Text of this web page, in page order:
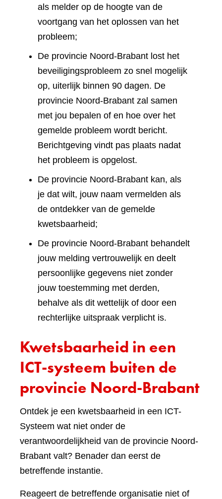
als melder op de hoogte van de
voortgang van het oplossen van het
probleem;
De provincie Noord-Brabant lost het
beveiligingsprobleem zo snel mogelijk
op, uiterlijk binnen 90 dagen. De
provincie Noord-Brabant zal samen
met jou bepalen of en hoe over het
gemelde probleem wordt bericht.
Berichtgeving vindt pas plaats nadat
het probleem is opgelost.
De provincie Noord-Brabant kan, als
je dat wilt, jouw naam vermelden als
de ontdekker van de gemelde
kwetsbaarheid;
De provincie Noord-Brabant behandelt
jouw melding vertrouwelijk en deelt
persoonlijke gegevens niet zonder
jouw toestemming met derden,
behalve als dit wettelijk of door een
rechterlijke uitspraak verplicht is.
Kwetsbaarheid in een
ICT-systeem buiten de
provincie Noord-Brabant
Ontdek je een kwetsbaarheid in een ICT-
Systeem wat niet onder de
verantwoordelijkheid van de provincie Noord-
Brabant valt? Benader dan eerst de
betreffende instantie.
Reageert de betreffende organisatie niet of